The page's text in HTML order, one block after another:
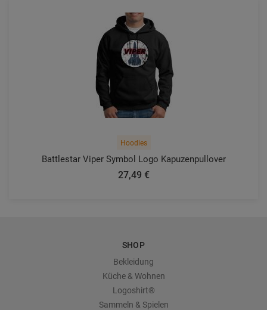
Hoodies
Battlestar Viper Symbol Logo Kapuzenpullover
27,49 €
SHOP
Bekleidung
Küche & Wohnen
Logoshirt®
Sammeln & Spielen